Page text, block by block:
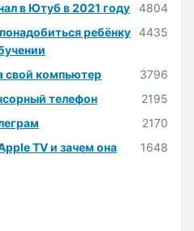
в Ютуб в 2021 году
4804
ребёнку 4435
свой компьютер
3796
телефон
2195
2170
TV и зачем она
1648